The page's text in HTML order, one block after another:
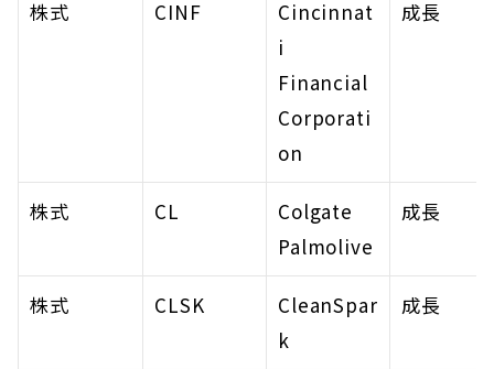
株式 CINF
Cincinnat
i
Financial
Corporati
on
成長
株式 CL
Colgate
Palmolive
成長
株式 CLSK
CleanSpar
k
成長